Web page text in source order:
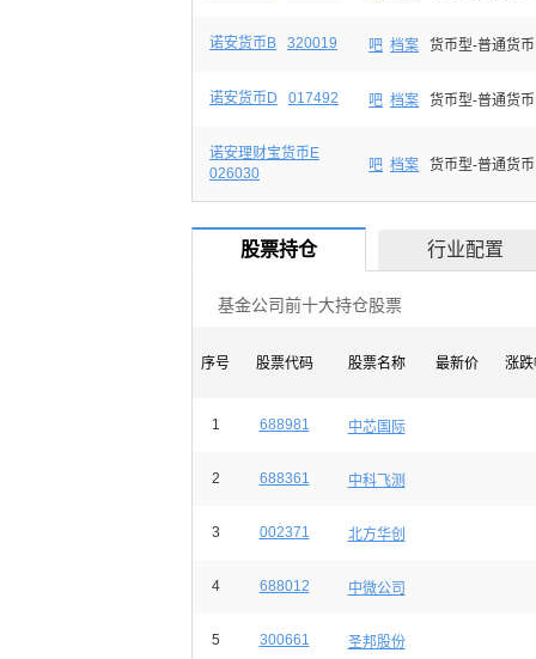
诺安货币B 320019 吧 档案 货币型-普通货币
诺安货币D 017492 吧 档案 货币型-普通货币
诺安理财宝货币E
026030
吧 档案 货币型-普通货币
股票持仓 行业配置
基金公司前十大持仓股票
序号 股票代码 股票名称 最新价 涨
1 688981 中芯国际
2 688361 中科飞测
3 002371 北方华创
4 688012 中微公司
5 300661 圣邦股份